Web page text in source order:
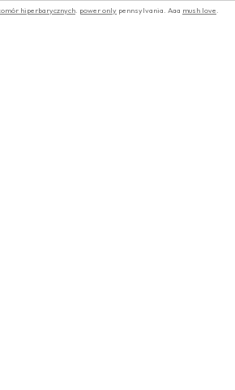
hiperbarycznych power only pennsylvania. Aaa mush love